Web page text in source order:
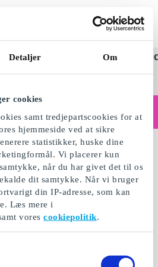
Detaljer Om
cookies
samt tredjepartscookies for at
hjemmeside ved at sikre
statistikker, huske dine
Vi placerer kun
når du har givet det til os
dit samtykke. Når vi bruger
din IP-adresse, som kan
Læs mere i
vorescookiepolitik.
Se
Kategorier
du som virksomhed?
Har du brug for kvitteringer med virksomhedsinfo, fakturabetaling, adgang for flere brugere eller skræddersyede løsninger?
mere her